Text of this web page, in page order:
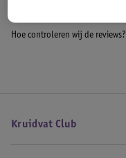
Hoe controleren wij de reviews?
Kruidvat Club